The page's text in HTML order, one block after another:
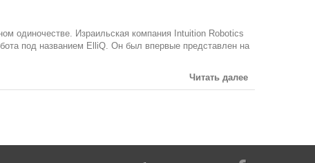
одиночестве. Израильская компания Intuition Robotics
под названием ElliQ. Он был впервые представлен на
Читать далее